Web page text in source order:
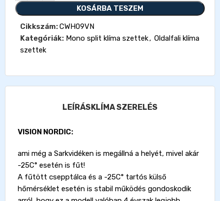
KOSÁRBA TESZEM
Cikkszám:CWH09VN
Kategóriák: Mono split klíma szettek, Oldalfali klíma
szettek
LEÍRÁSKLÍMA SZERELÉS
VISION NORDIC:
ami még a Sarkvidéken is megállná a helyét, mivel akár
-25C° esetén is fűt!
A fűtött csepptálca és a -25C° tartós külső
hőmérséklet esetén is stabil működés gondoskodik